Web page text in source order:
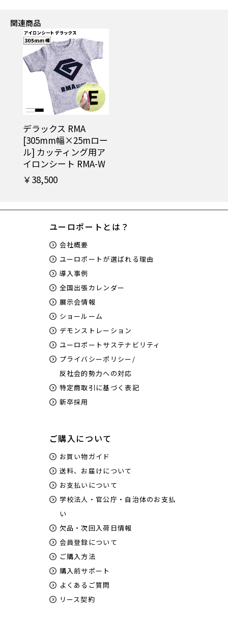
関連商品
デラックス RMA
[305mm幅×25mロー
ル] カッティング用ア
イロンシート RMA-W
￥38,500
ユーロポートとは？
会社概要
ユーロポートが選ばれる理由
導入事例
全国出張カレンダー
展示会情報
ショールーム
デモンストレーション
ユーロポートサステナビリティ
プライバシーポリシー/
反社会的勢力への対応
特定商取引に基づく表記
新卒採用
ご購入について
お買い物ガイド
送料、お届けについて
お支払いについて
学校法人・官公庁・自治体のお支払
い
欠品・次回入荷日情報
会員登録について
ご購入方法
購入前サポート
よくあるご質問
リース契約